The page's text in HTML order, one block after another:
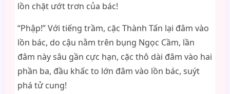
lồn chặt ướt trơn của bác!
“Phập!” Với tiếng trầm, cặc Thành Tấn lại đâm vào
lồn bác, do cậu nằm trên bụng Ngọc Cầm, lần
đâm này sâu gần cực hạn, cặc thô dài đâm vào hai
phần ba, đầu khấc to lớn đâm vào lồn bác, suýt
phá tử cung!